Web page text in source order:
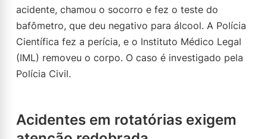
acidente, chamou o socorro e fez o teste do
bafômetro, que deu negativo para álcool. A Polícia
Científica fez a perícia, e o Instituto Médico Legal
(IML) removeu o corpo. O caso é investigado pela
Polícia Civil.
Acidentes em rotatórias exigem